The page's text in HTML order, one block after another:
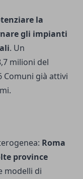
la
gli impianti
. Un
milioni del
Comuni già attivi
Roma
province
modelli di